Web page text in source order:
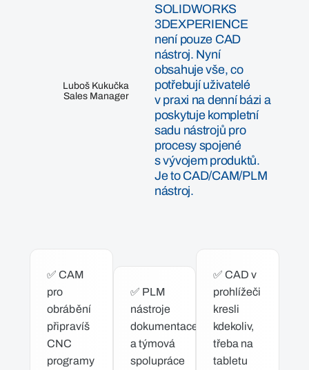
Luboš Kukučka
Sales Manager
SOLIDWORKS
3DEXPERIENCE
není pouze CAD
nástroj. Nyní
obsahuje vše, co
potřebují uživatelé
v praxi na denní bázi a
poskytuje kompletní
sadu nástrojů pro
procesy spojené
s vývojem produktů.
Je to CAD/CAM/PLM
nástroj.
✅ CAM
pro
obrábění
připravíš
CNC
programy
✅ PLM
nástroje
dokumentace
a týmová
spolupráce
✅CAD v
prohlížeči
kresli
kdekoliv,
třeba na
tabletu